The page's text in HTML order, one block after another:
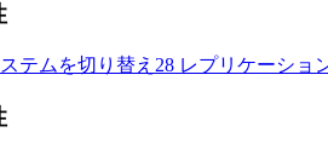
テムを切り替え 28 レプリケーショ